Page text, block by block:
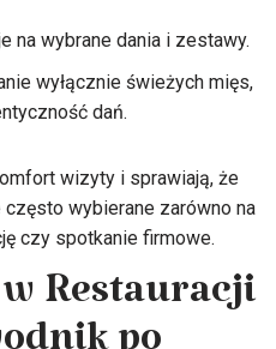
na wybrane dania i zestawy.
wyłącznie świeżych mięs,
dań.
wizyty i sprawiają, że
wybierane zarówno na
czy spotkanie firmowe.
Restauracji